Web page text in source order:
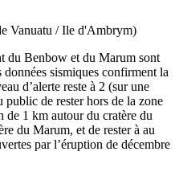
Vanuatu / Ile d'Ambrym)
du Benbow et du Marum sont
sismiques confirment la
d’alerte reste à 2 (sur une
public de rester hors de la zone
de 1 km autour du cratère du
du Marum, et de rester à au
par l’éruption de décembre